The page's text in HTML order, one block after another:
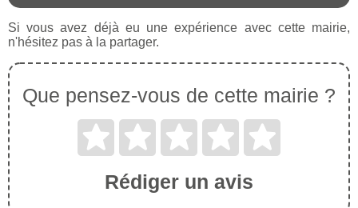
Si vous avez déjà eu une expérience avec cette mairie,
n'hésitez pas à la partager.
Que pensez-vous de cette mairie ?
Rédiger un avis